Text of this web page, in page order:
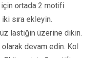
için ortada 2 motifi
sıra ekleyin.
lastiğin üzerine dikin.
olarak devam edin. Kol